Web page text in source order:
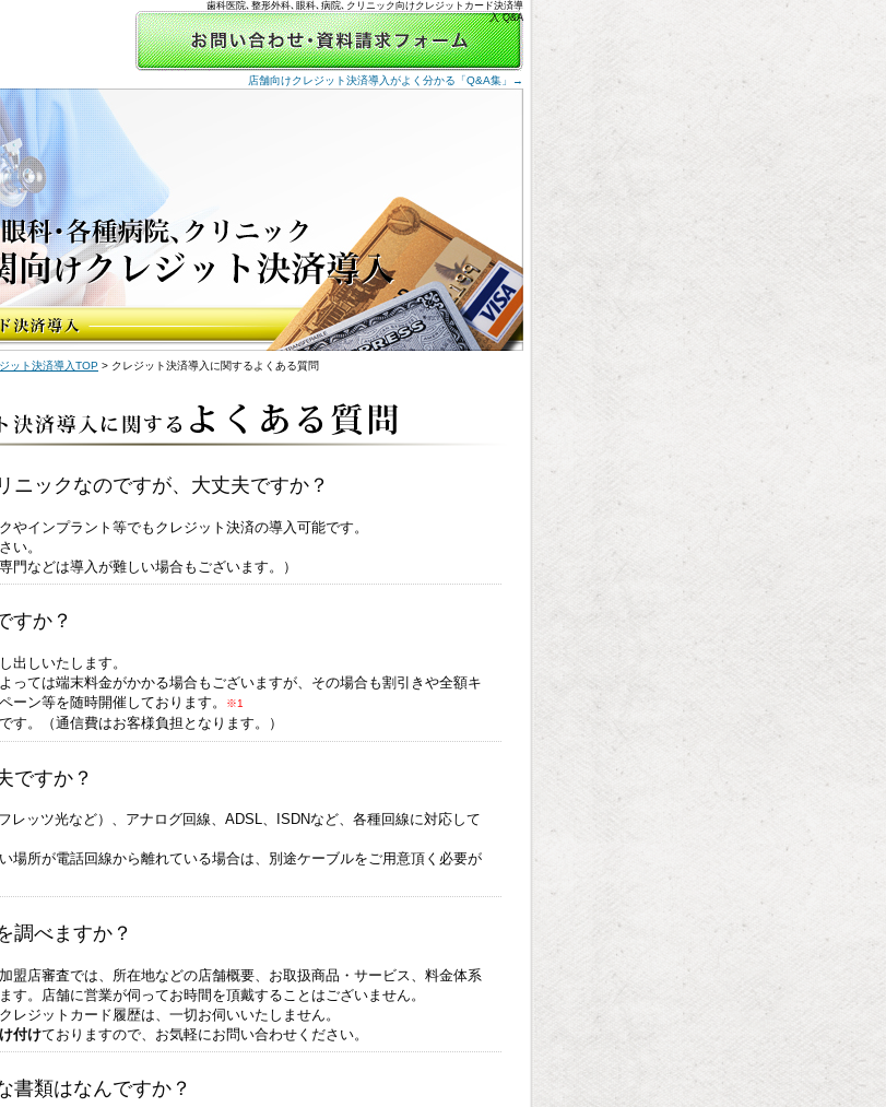
歯科医院､整形外科､眼科､病院､クリニック向けクレジットカード決済導
入 Q&A
店舗向けクレジット決済導入がよく分かる「Q&A集」→
ット決済導入TOP > クレジット決済導入に関するよくある質問
ニックなのですが、大丈夫ですか？
やインプラント等でもクレジット決済の導入可能です。
い。
門などは導入が難しい場合もございます。）
すか？
出しいたします。
っては端末料金がかかる場合もございますが、その場合も割引きや全額キ
ーン等を随時開催しております。
※1
です。（通信費はお客様負担となります。）
ですか？
レッツ光など）、アナログ回線、ADSL、ISDNなど、各種回線に対応して
場所が電話回線から離れている場合は、別途ケーブルをご用意頂く必要が
調べますか？
盟店審査では、所在地などの店舗概要、お取扱商品・サービス、料金体系
す。店舗に営業が伺ってお時間を頂戴することはございません。
レジットカード履歴は、一切お伺いいたしません。
付けておりますので、お気軽にお問い合わせください。
書類はなんですか？